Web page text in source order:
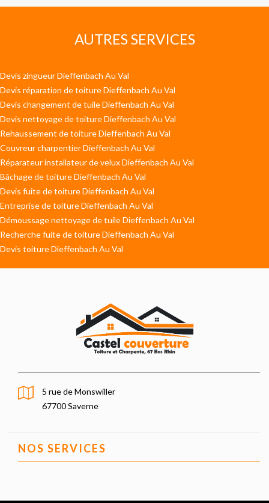
AUTRES SERVICES
Devis zingueur Dieffenbach Au Val
Devis réparation de toiture Dieffenbach Au Val
Devis changement de tuile Dieffenbach Au Val
Devis nettoyage de toiture Dieffenbach Au Val
Rehaussement de toiture Dieffenbach Au Val
Couvreur charpentier Dieffenbach Au Val
Réparateur installateur de velux Dieffenbach Au Val
Bâchage de toiture Dieffenbach Au Val
Devis fuite de toiture Dieffenbach Au Val
Entreprise de toiture Dieffenbach Au Val
Démoussage nettoyage de tuile Dieffenbach Au Val
Recherche fuite de toiture Dieffenbach Au Val
Devis toiture Dieffenbach Au Val
5 rue de Monswiller
67700 Saverne
NOS SERVICES